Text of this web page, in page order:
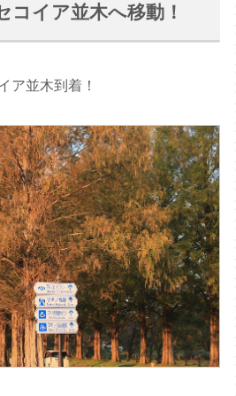
コイア並木へ移動！
ア並木到着！